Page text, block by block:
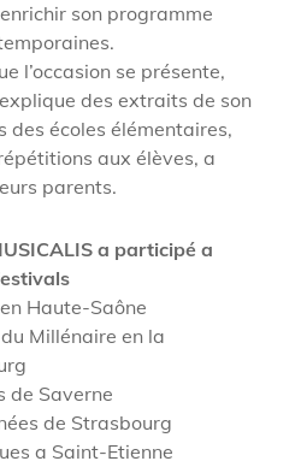
son programme
l’occasion se présente,
des extraits de son
des écoles élémentaires,
aux élèves, a
parents.
a participé a
Haute-Saône
Millénaire en la
de Saverne
de Strasbourg
a Saint-Etienne